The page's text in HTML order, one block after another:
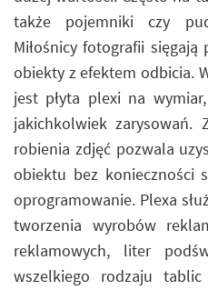
także pojemniki czy
Miłośnicy fotografii
obiekty z efektem odbicia.
jest płyta plexi na
jakichkolwiek zarysowań.
robienia zdjęć pozwala
obiektu bez konieczności
oprogramowanie. Plexa
tworzenia wyrobów
reklamowych, liter
wszelkiego rodzaju